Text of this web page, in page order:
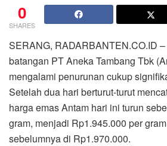
0
SHARES
SERANG, RADARBANTEN.CO.ID
batangan PT Aneka Tambang Tbk
mengalami penurunan cukup
Setelah dua hari berturut-turut
harga emas Antam hari ini turun
gram, menjadi Rp1.945.000 per
sebelumnya di Rp1.970.000.